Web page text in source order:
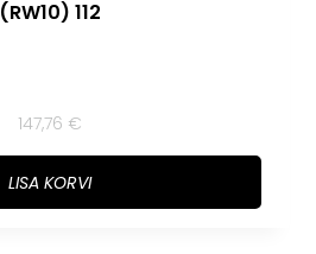
(RW10) 112
147,76 €
LISA KORVI